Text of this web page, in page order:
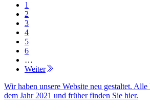
1
2
3
4
5
6
…
Weiter
Wir haben unsere Website neu gestaltet. Alle
dem Jahr 2021 und früher finden Sie hier.